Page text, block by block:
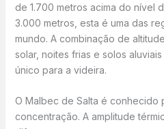
de 1.700 metros acima do nível
3.000 metros, esta é uma das
mundo. A combinação de
solar, noites frias e solos
único para a videira.
O Malbec de Salta é conhecido
concentração. A amplitude